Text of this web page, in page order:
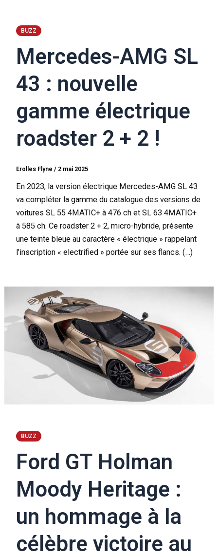
BUZZ
Mercedes-AMG SL
43 : nouvelle
gamme électrique
roadster 2 + 2 !
Erolles Flyne/ 2 mai 2025
En 2023, la version électrique Mercedes-AMG SL 43
va compléter la gamme du catalogue des versions de
voitures SL 55 4MATIC+ à 476 ch et SL 63 4MATIC+
à 585 ch. Ce roadster 2 + 2, micro-hybride, présente
une teinte bleue au caractère « électrique » rappelant
l’inscription « electrified » portée sur ses flancs. (…)
BUZZ
Ford GT Holman
Moody Heritage :
un hommage à la
célèbre victoire au